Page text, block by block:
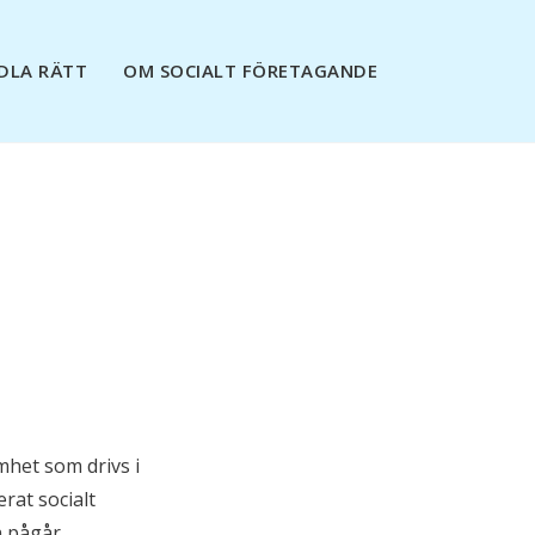
RÄTT OM SOCIALT FÖRETAGANDE
som drivs i
socialt